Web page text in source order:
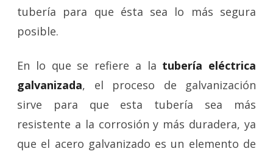
tubería para que ésta sea lo más segura
posible.
En lo que se refiere a la tubería eléctrica
galvanizada, el proceso de galvanización
sirve para que esta tubería sea más
resistente a la corrosión y más duradera, ya
que el acero galvanizado es un elemento de